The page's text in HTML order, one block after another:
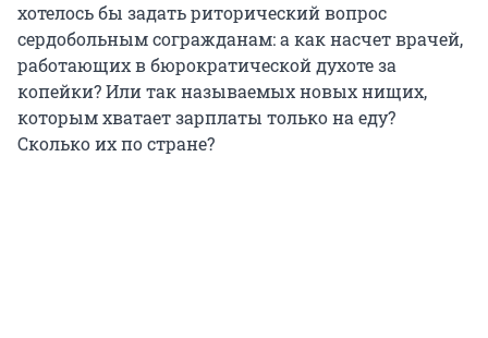
хотелось бы задать риторический вопрос
сердобольным согражданам: а как насчет врачей,
работающих в бюрократической духоте за
копейки? Или так называемых новых нищих,
которым хватает зарплаты только на еду?
Сколько их по стране?